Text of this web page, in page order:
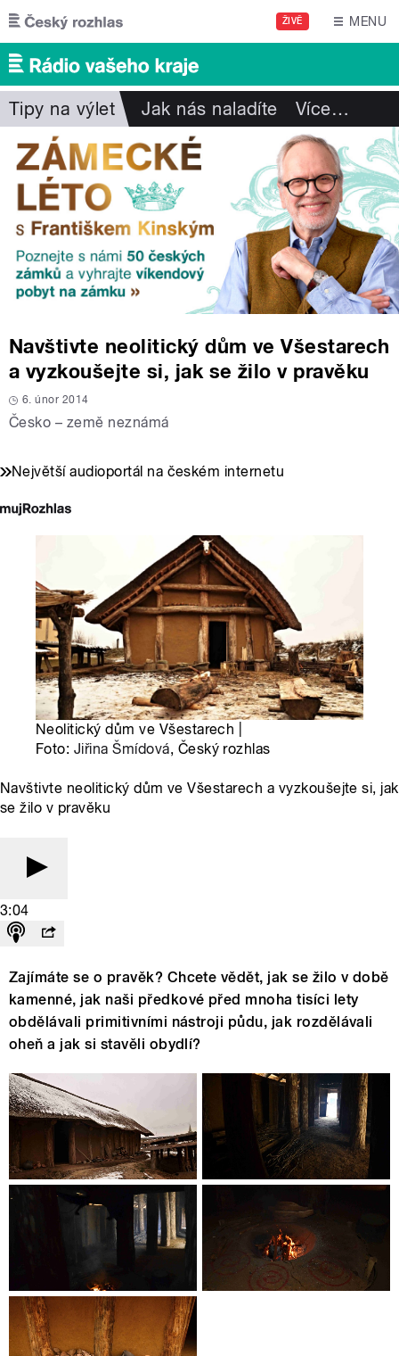
Přejít k hlavnímu obsahu
ŽIVĚ MENU
Tipy na výlet Jak nás naladíte Více…
Navštivte neolitický dům ve Všestarech
a vyzkoušejte si, jak se žilo v pravěku
6. únor 2014
Česko – země neznámá
Největší audioportál na českém internetu
Neolitický dům ve Všestarech |
Foto: Jiřina Šmídová, Český rozhlas
Navštivte neolitický dům ve Všestarech a vyzkoušejte si, jak
se žilo v pravěku
3:04
Zajímáte se o pravěk? Chcete vědět, jak se žilo v době
kamenné, jak naši předkové před mnoha tisíci lety
obdělávali primitivními nástroji půdu, jak rozdělávali
oheň a jak si stavěli obydlí?